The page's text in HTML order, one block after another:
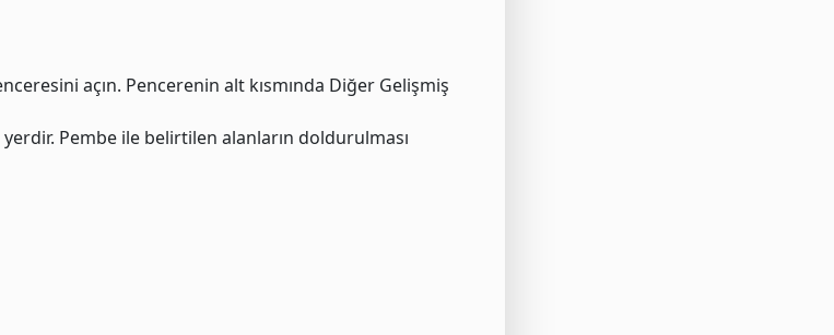
açın. Pencerenin alt kısmında Diğer Gelişmiş
Pembe ile belirtilen alanların doldurulması